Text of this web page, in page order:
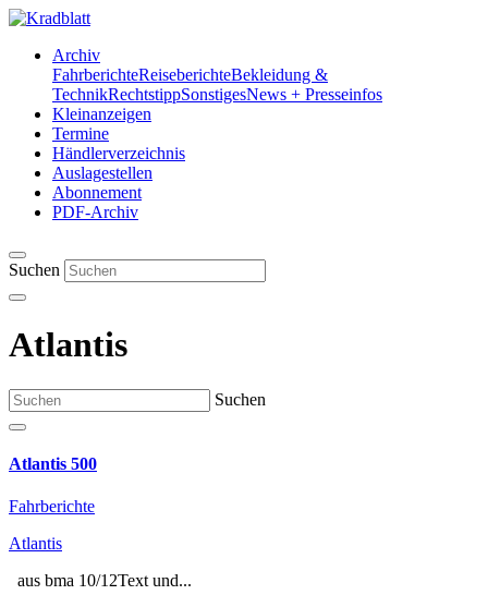
Archiv
FahrberichteReiseberichteBekleidung &
TechnikRechtstippSonstigesNews + Presseinfos
Kleinanzeigen
Termine
Händlerverzeichnis
Auslagestellen
Abonnement
PDF-Archiv
Suchen
Atlantis
Suchen
Atlantis 500
Fahrberichte
Atlantis
aus bma 10/12Text und...